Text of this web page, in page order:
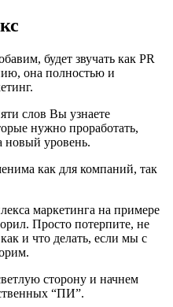
будет звучать как PR
она полностью и
слов Вы узнаете
нужно проработать,
уровень.
как для компаний, так
маркетинга на примере
Просто потерпите, не
и что делать, если мы с
сторону и начнем
“ПИ”.